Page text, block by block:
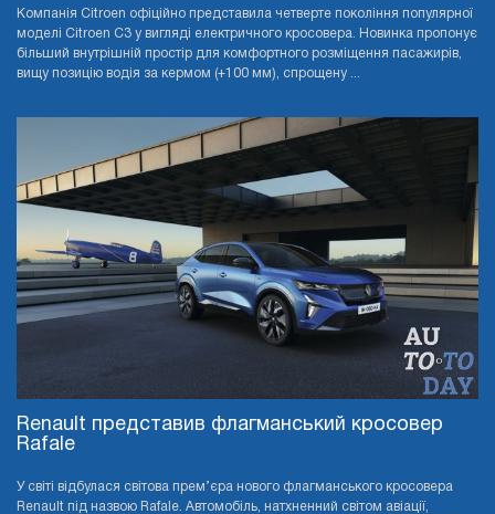
Компанія Citroen офіційно представила четверте покоління популярної
моделі Citroen C3 у вигляді електричного кросовера. Новинка пропонує
більший внутрішній простір для комфортного розміщення пасажирів,
вищу позицію водія за кермом (+100 мм), спрощену ...
Renault представив флагманський кросовер
Rafale
У світі відбулася світова прем’єра нового флагманського кросовера
Renault під назвою Rafale. Автомобіль, натхненний світом авіації,